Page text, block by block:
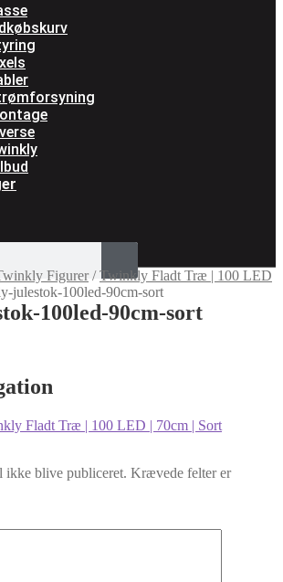
Figurer/Twinkly Fladt Træ | 100 LED
julestok-100led-90cm-sort
100led-90cm-sort
Fladt Træ | 100 LED | 70cm | Sort
ikke blive publiceret. Krævede felter er